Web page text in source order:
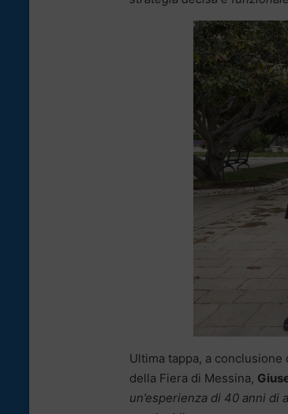
Ultima tappa, a
della Fiera di Messina,
un’esperienza di 40 anni